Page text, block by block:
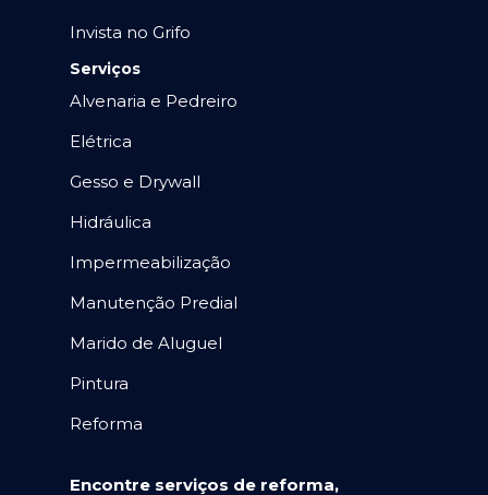
Invista no Grifo
Serviços
Alvenaria e Pedreiro
Elétrica
Gesso e Drywall
Hidráulica
Impermeabilização
Manutenção Predial
Marido de Aluguel
Pintura
Reforma
Encontre serviços de reforma,